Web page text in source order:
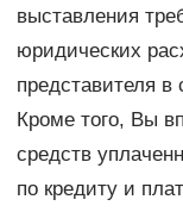
выставления
юридических
представителя
Кроме того, Вы
средств
по кредиту и